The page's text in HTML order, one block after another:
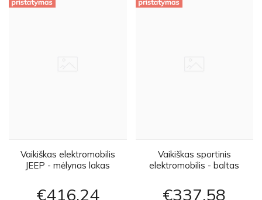
Vaikiškas elektromobilis
JEEP - mėlynas lakas
€416 24
Vaikiškas sportinis
elektromobilis - baltas
€337 58